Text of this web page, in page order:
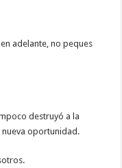
adelante, no peques
destruyó a la
nueva oportunidad.